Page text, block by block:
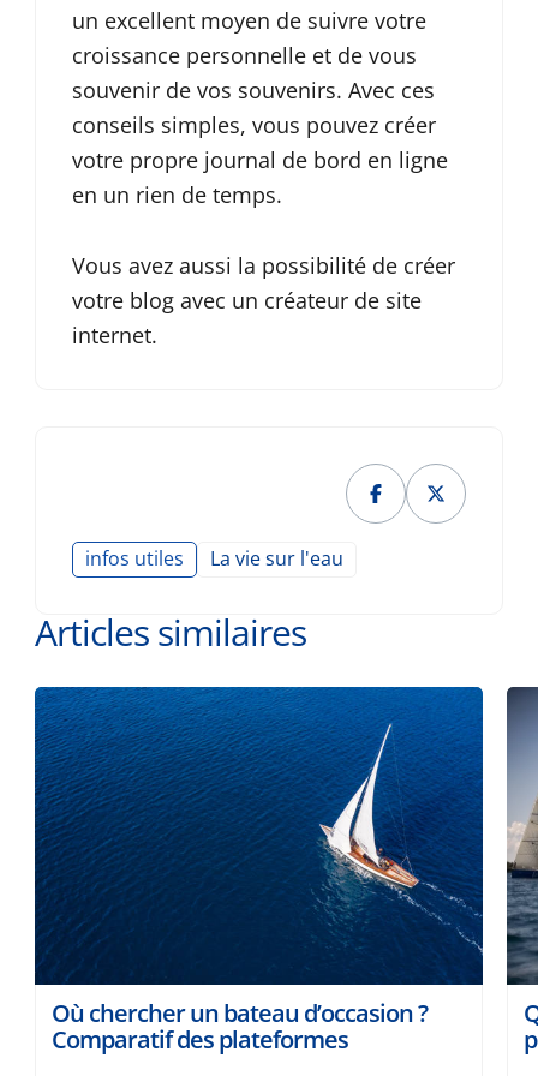
un excellent moyen de suivre votre
croissance personnelle et de vous
souvenir de vos souvenirs. Avec ces
conseils simples, vous pouvez créer
votre propre journal de bord en ligne
en un rien de temps.
Vous avez aussi la possibilité de créer
votre blog avec un créateur de site
internet.
infos utiles La vie sur l'eau
Articles similaires
Où chercher un bateau d’occasion ?
Comparatif des plateformes